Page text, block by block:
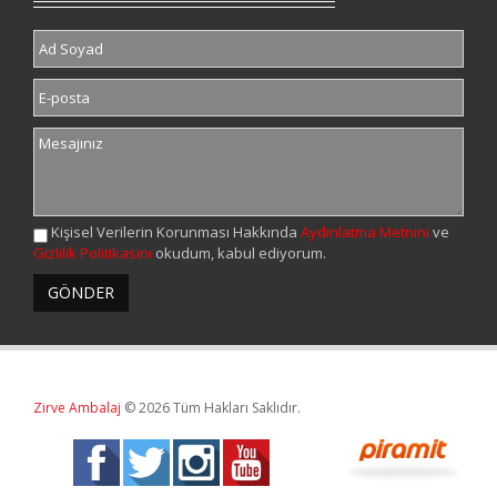
Kişisel Verilerin Korunması Hakkında Aydınlatma Metnini ve
Gizlilik Politikasını okudum, kabul ediyorum.
Zirve Ambalaj © 2026 Tüm Hakları Saklıdır.